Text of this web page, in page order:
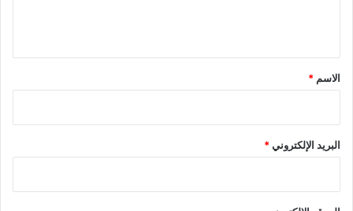
*
الاسم *
البريد الإلكتروني*